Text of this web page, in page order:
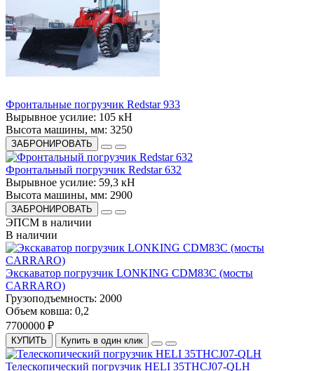
Фронтальные погрузчик Redstar 933
Вырывное усилие: 105 кН
Высота машины, мм: 3250
ЗАБРОНИРОВАТЬ
Фронтальный погрузчик Redstar 632
Вырывное усилие: 59,3 кН
Высота машины, мм: 2900
ЗАБРОНИРОВАТЬ
ЭПСМ в наличии
В наличии
Экскаватор погрузчик LONKING CDM83С (мосты
CARRARO)
Грузоподъемность: 2000
Объем ковша: 0,2
7700000 ₽
КУПИТЬ Купить в один клик
Телескопический погрузчик HELI 35THCJ07-QLH